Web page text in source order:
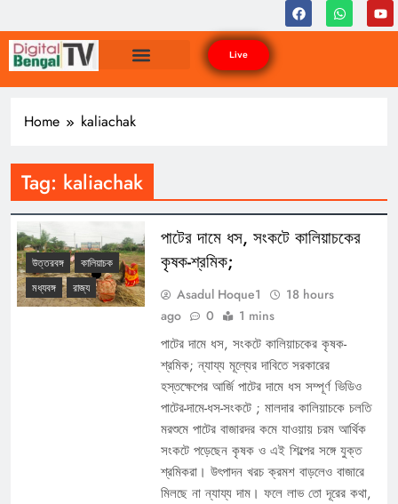
Live
Home kaliachak
Tag: kaliachak
উত্তরবঙ্গ
কালিয়াচক
মধ্যবঙ্গ
রাজ্য
পাটের দামে ধস, সংকটে কালিয়াচকের
কৃষক-শ্রমিক;
Asadul Hoque1
18 hours
ago
0 1 mins
পাটের দামে ধস, সংকটে কালিয়াচকের কৃষক-
শ্রমিক; ন্যায্য মূল্যের দাবিতে সরকারের
হস্তক্ষেপের আর্জি পাটের দামে ধস সম্পূর্ণ ভিডিও
পাটের-দামে-ধস-সংকটে ; মালদার কালিয়াচকে চলতি
মরশুমে পাটের বাজারদর কমে যাওয়ায় চরম আর্থিক
সংকটে পড়েছেন কৃষক ও এই শিল্পের সঙ্গে যুক্ত
শ্রমিকরা। উৎপাদন খরচ ক্রমশ বাড়লেও বাজারে
মিলছে না ন্যায্য দাম। ফলে লাভ তো দূরের কথা,